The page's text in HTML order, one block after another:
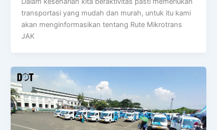
transportasi yang mudah dan murah, untuk itu kami
akan menginformasikan tentang Rute Mikrotrans
JAK